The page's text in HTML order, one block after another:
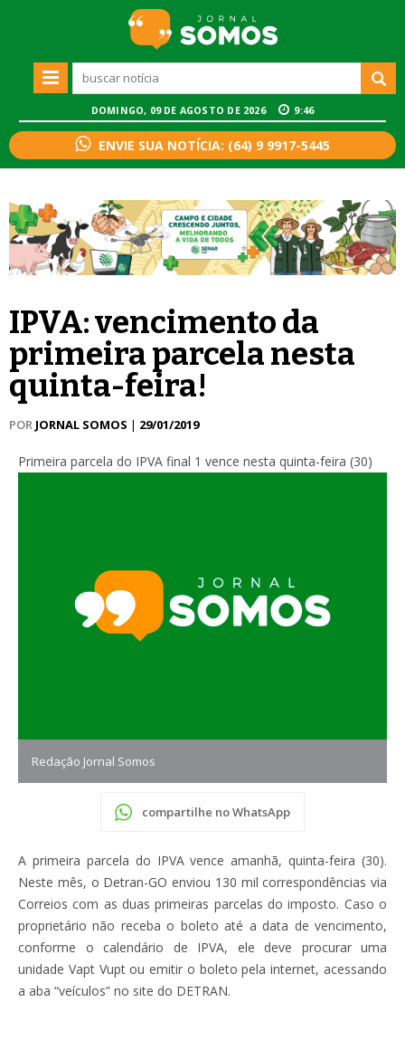
DOMINGO, 09 DE AGOSTO DE 2026 9:46
ENVIE SUA NOTÍCIA: (64) 9 9917-5445
IPVA: vencimento da
primeira parcela nesta
quinta-feira!
POR JORNAL SOMOS | 29/01/2019
Primeira parcela do IPVA final 1 vence nesta quinta-feira (30)
Redação Jornal Somos
compartilhe no WhatsApp
A primeira parcela do IPVA vence amanhã, quinta-feira (30).
Neste mês, o Detran-GO enviou 130 mil correspondências via
Correios com as duas primeiras parcelas do imposto. Caso o
proprietário não receba o boleto até a data de vencimento,
conforme o calendário de IPVA, ele deve procurar uma
unidade Vapt Vupt ou emitir o boleto pela internet, acessando
a aba “veículos” no site do DETRAN.